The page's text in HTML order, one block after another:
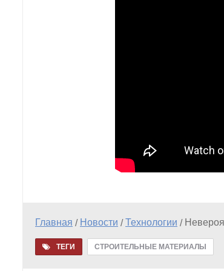
Главная / Новости /Технологии /
ТЕГИ СТРОИТЕЛЬНЫЕ МАТЕРИАЛЫ